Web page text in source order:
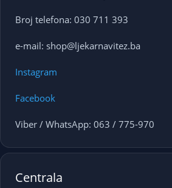
Broj telefona: 030 711 393
e-mail: shop@ljekarnavitez.ba
Instagram
Facebook
Viber / WhatsApp: 063 / 775-970
Centrala